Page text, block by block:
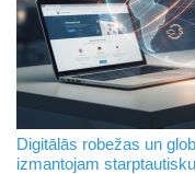
Digitālās robežas un
izmantojam